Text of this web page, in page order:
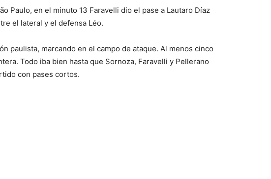
Paulo, en el minuto 13 Faravelli dio el pase a Lautaro Díaz
el lateral y el defensa Léo.
paulista, marcando en el campo de ataque. Al menos cinco
Todo iba bien hasta que Sornoza, Faravelli y Pellerano
con pases cortos.